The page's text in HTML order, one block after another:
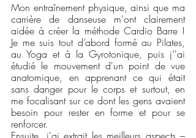
Mon entraînement physique, ainsi que ma
carrière de danseuse m'ont clairement
aidée à créer la méthode Cardio Barre !
Je me suis tout d’abord formé au Pilates,
au Yoga et à la Gyrotonique, puis j’'ai
étudié le mouvement d'un point de vue
anatomique, en apprenant ce qui était
sans danger pour le corps et surtout, en
me focalisant sur ce dont les gens avaient
besoin pour rester en forme et pour se
renforcer.